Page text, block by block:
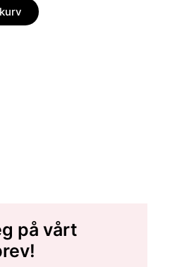
på vårt